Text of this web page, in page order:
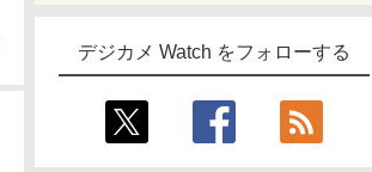
デジカメ Watch をフォローする